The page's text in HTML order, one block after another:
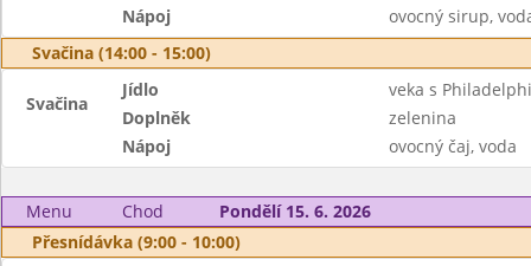
Nápoj
ovocný sirup,
Svačina (14:00 - 15:00)
Svačina
Jídlo
veka s
Doplněk
zelenina
Nápoj
ovocný čaj, voda
Menu Chod
Pondělí 15. 6. 2026
Přesnídávka (9:00 - 10:00)